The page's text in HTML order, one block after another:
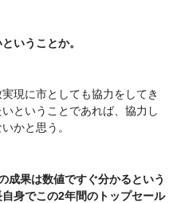
いうことか。
現に市としても協力をしてき
ということであれば、協力し
かと思う。
成果は数値ですぐ分かるという
身でこの2年間のトップセール